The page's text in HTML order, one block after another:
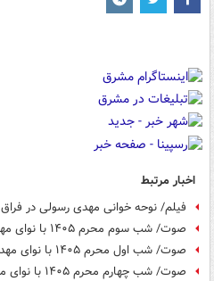
اخبار مرتبط
فیلم/ نوحه خوانی مهدی رسولی در
صوت/ شب سوم محرم ۱۴۰۵ با نوای مهدی رسولی
صوت/ شب اول محرم ۱۴۰۵ با نوای مهدی رسولی
صوت/ شب چهارم محرم ۱۴۰۵ با نوای مهدی رسولی